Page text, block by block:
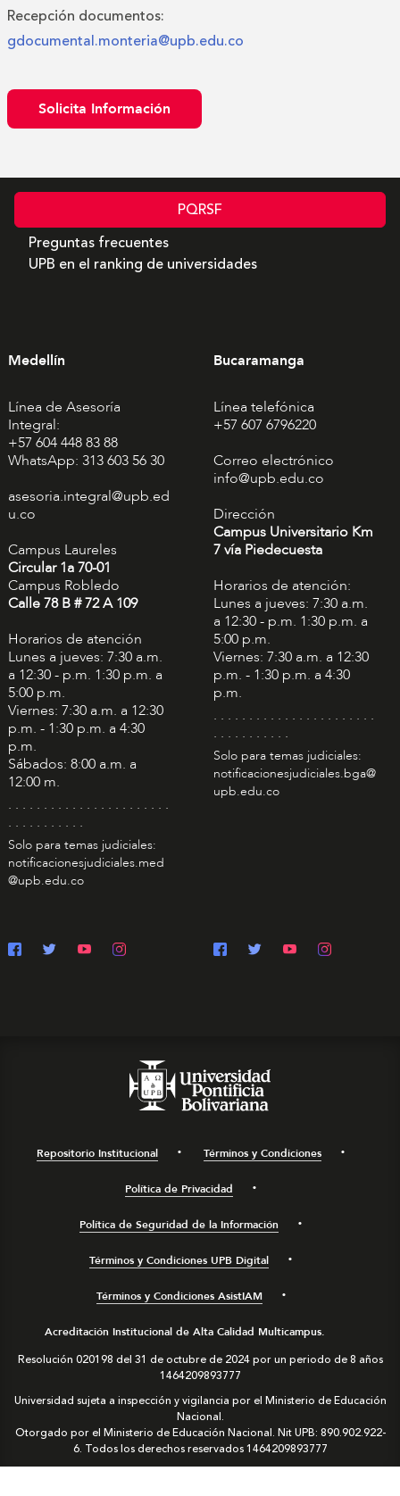
Recepción documentos:
gdocumental.monteria@upb.edu.co
Solicita Información
PQRSF
Preguntas frecuentes
UPB en el ranking de universidades
Medellín
Línea de Asesoría
Integral:
+57 604 448 83 88
WhatsApp: 313 603 56 30
asesoria.integral@upb.ed
u.co
Campus Laureles
Circular 1a 70-01
Campus Robledo
Calle 78 B # 72 A 109
Horarios de atención
Lunes a jueves: 7:30 a.m.
a 12:30 - p.m. 1:30 p.m. a
5:00 p.m.
Viernes: 7:30 a.m. a 12:30
p.m. - 1:30 p.m. a 4:30
p.m.
Sábados: 8:00 a.m. a
12:00 m.
. . . . . . . . . . . . . . . . . . . . . . .
. . . . . . . . . . .
Solo para temas judiciales:
notificacionesjudiciales.med
@upb.edu.co
Bucaramanga
Línea telefónica
+57 607 6796220
Correo electrónico
info@upb.edu.co
Dirección
Campus Universitario Km
7 vía Piedecuesta
Horarios de atención:
Lunes a jueves: 7:30 a.m.
a 12:30 - p.m. 1:30 p.m. a
5:00 p.m.
Viernes: 7:30 a.m. a 12:30
p.m. - 1:30 p.m. a 4:30
p.m.
. . . . . . . . . . . . . . . . . . . . . . .
. . . . . . . . . . .
Solo para temas judiciales:
notificacionesjudiciales.bga@
upb.edu.co
Repositorio Institucional Términos y Condiciones
Política de Privacidad
Política de Seguridad de la Información
Términos y Condiciones UPB Digital
Términos y Condiciones AsistIAM
Acreditación Institucional de Alta Calidad Multicampus.
Resolución 020198 del 31 de octubre de 2024 por un periodo de 8 años
1464209893777
Universidad sujeta a inspección y vigilancia por el Ministerio de Educación
Nacional.
Otorgado por el Ministerio de Educación Nacional. Nit UPB: 890.902.922-
6. Todos los derechos reservados1464209893777